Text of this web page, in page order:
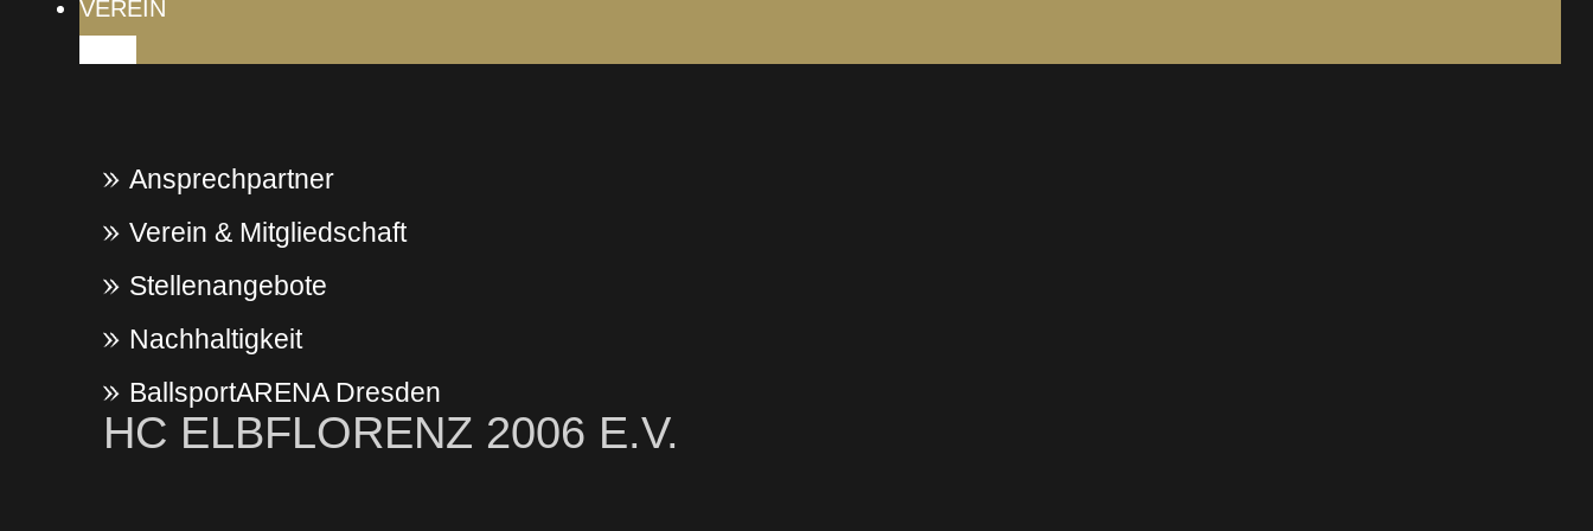
VEREIN
Ansprechpartner
Verein & Mitgliedschaft
Stellenangebote
Nachhaltigkeit
BallsportARENA Dresden
HC ELBFLORENZ 2006 E.V.